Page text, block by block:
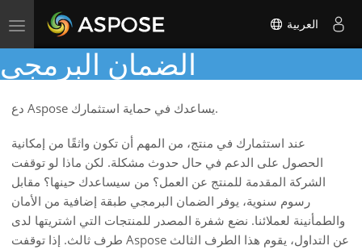
Toggle
navigation
العربية
الضمان البرمجي
دع Aspose يساعدك في حماية استثمارك.
عند استثمارك في منتج، من المهم أن تكون واثقًا من إمكانية
الحصول على الدعم في حال حدوث مشكلة. لكن ماذا لو توقفت
الشركة المقدمة للمنتج عن العمل؟ من سيساعدك حينها؟ مقابل
رسوم سنوية، يوفر الضمان البرمجي طبقة إضافية من الأمان
والطمأنينة لعملائنا. نضع شفرة المصدر للمنتجات التي اشتريتها لدى
طرف ثالث. إذا توقفت Aspose عن التداول، يقوم هذا الطرف الثالث